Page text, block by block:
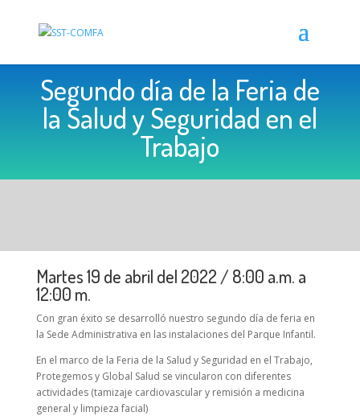
Segundo día de la Feria de
la Salud y Seguridad en el
Trabajo
Martes 19 de abril del 2022 / 8:00 a.m. a
12:00 m.
Con gran éxito se desarrolló nuestro segundo día de feria en
la Sede Administrativa en las instalaciones del Parque Infantil.
En el marco de la Feria de la Salud y Seguridad en el Trabajo,
Protegemos y Global Salud se vincularon con diferentes
actividades (tamizaje cardiovascular y remisión a medicina
general y limpieza facial)